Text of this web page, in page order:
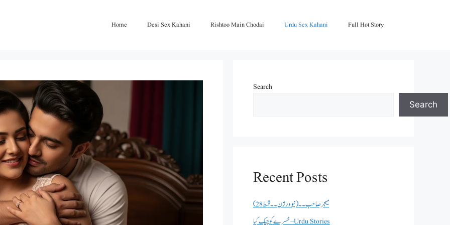
Home Desi Sex Kahani Rishtoo Main Chodai Urdu Sex Kahani Full Hot Story
Search
Search
Recent Posts
میجر صاحب۔۔( نیو ورژن ۔۔قسط 28)
خسرے کو چیک کیا – Urdu Stories